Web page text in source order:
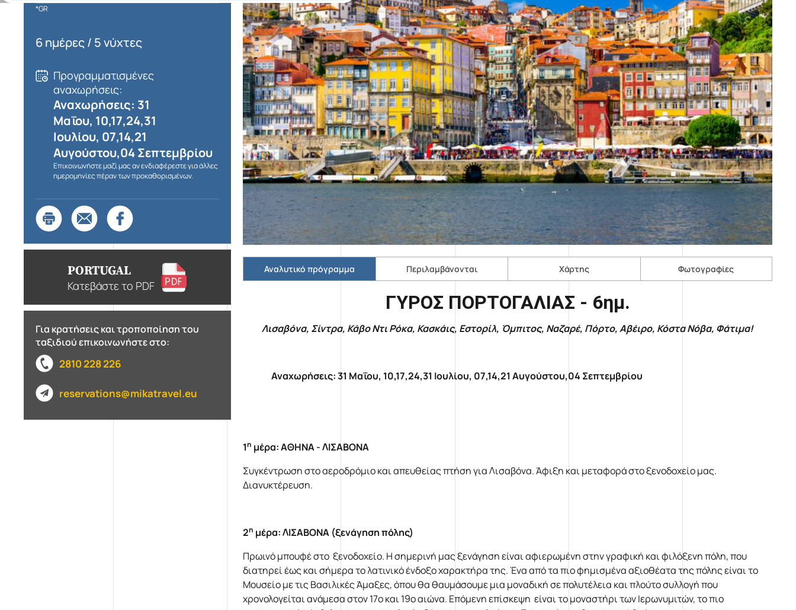
Φθινόπωρο 2026
Mika's Exclusive
Groups
*GR
6 ημέρες / 5 νύχτες
Προγραμματισμένες
αναχωρήσεις:
Αναχωρήσεις: 31
Μαΐου, 10,17,24,31
Ιουλίου, 07,14,21
Αυγούστου,04 Σεπτεμβρίου
Επικοινωνήστε μαζί μας αν ενδιαφέρεστε για άλλες
ημερομηνίες πέραν των προκαθορισμένων.
PORTUGAL
Κατεβάστε το PDF
Για κρατήσεις και τροποποίηση του
ταξιδιού επικοινωνήστε στο:
2810 228 226
reservations@mikatravel.eu
Αναλυτικό πρόγραμμα Περιλαμβάνονται Χάρτης Φωτογραφίες
ΓΥΡΟΣ ΠΟΡΤΟΓΑΛΙΑΣ - 6ημ.
Λισαβόνα, Σίντρα, Κάβο Ντι Ρόκα, Κασκάις, Εστορίλ, Όμπιτος, Ναζαρέ, Πόρτο, Αβέιρο, Κόστα Νόβα, Φάτιμα!
Αναχωρήσεις: 31 Μαΐου, 10,17,24,31 Ιουλίου, 07,14,21 Αυγούστου,04 Σεπτεμβρίου
1η μέρα: ΑΘΗΝΑ - ΛΙΣΑΒΟΝΑ
Συγκέντρωση στο αεροδρόμιο και απευθείας πτήση για Λισαβόνα. Άφιξη και μεταφορά στο ξενοδοχείο μας.
Διανυκτέρευση.
2η μέρα: ΛΙΣΑΒOΝΑ (ξενάγηση πόλης)
Πρωινό μπουφέ στο ξενοδοχείο. Η σημερινή μας ξενάγηση είναι αφιερωμένη στην γραφική και φιλόξενη πόλη, που
διατηρεί έως και σήμερα το λατινικό ένδοξο χαρακτήρα της. Ένα από τα πιο φημισμένα αξιοθέατα της πόλης είναι το
Μουσείο με τις Βασιλικές Άμαξες, όπου θα θαυμάσουμε μια μοναδική σε πολυτέλεια και πλούτο συλλογή που
χρονολογείται ανάμεσα στον 17ο και 19ο αιώνα. Επόμενη επίσκεψη είναι το μοναστήρι των Ιερωνυμιτών, το πιο